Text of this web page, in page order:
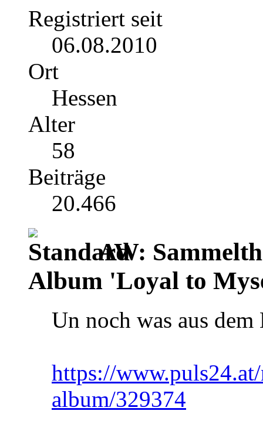
Registriert seit
06.08.2010
Ort
Hessen
Alter
58
Beiträge
20.466
AW:
Album 'Loyal to
Un noch was aus dem
https://
album/329374